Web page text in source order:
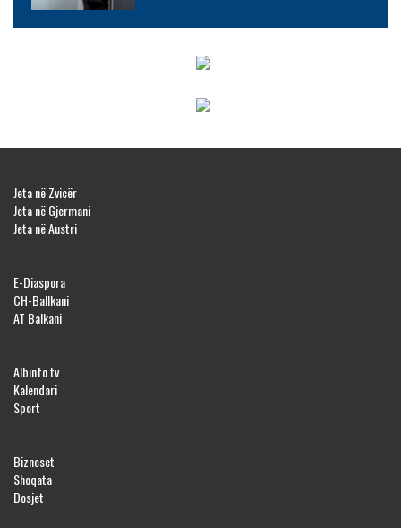
Jeta në Zvicër
Jeta në Gjermani
Jeta në Austri
E-Diaspora
CH-Ballkani
AT Balkani
Albinfo.tv
Kalendari
Sport
Bizneset
Shoqata
Dosjet